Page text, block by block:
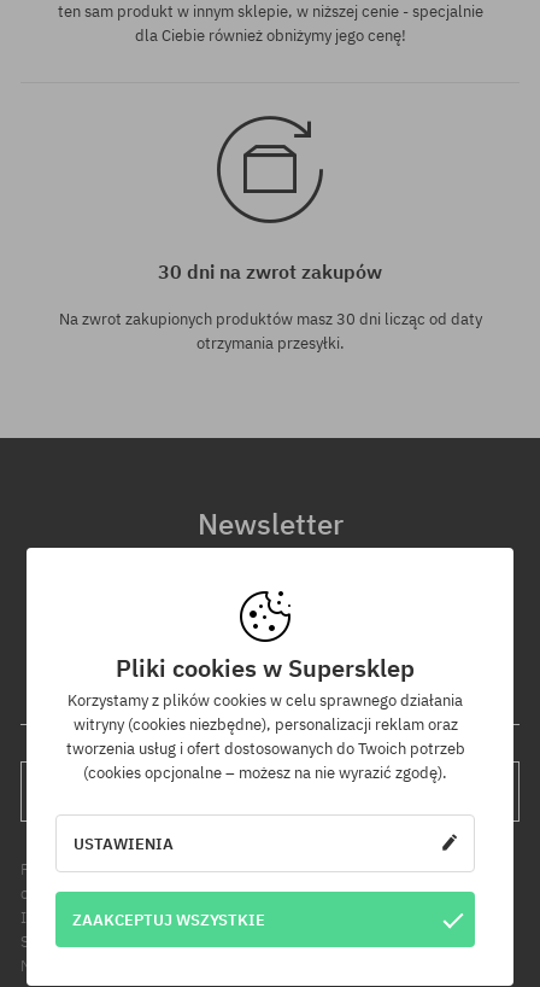
ten sam produkt w innym sklepie, w niższej cenie - specjalnie
dla Ciebie również obniżymy jego cenę!
30 dni na zwrot zakupów
Na zwrot zakupionych produktów masz 30 dni licząc od daty
otrzymania przesyłki.
Newsletter
nowościach i promocjach!
Dodatkowo otrzymasz kod rabatowy -5% na całe zamówienie!
Twój adres e-mail
Podanie adresu e-mail jest jednoznaczne z wyrażeniem zgody na
otrzymywanie informacji handlowych pod wskazany adres e-mail.
Informujemy, że administratorem Twoich danych osobowych jest Cool
Sport Distribution sp. z o.o. z siedzibą przy ul. Handlowców 2 w
Modlniczce. Dowiedz się więcej o przetwarzaniu Twoich danych.
Pliki cookies w Supersklep
Korzystamy z plików cookies w celu sprawnego działania
witryny (cookies niezbędne), personalizacji reklam oraz
tworzenia usług i ofert dostosowanych do Twoich potrzeb
(cookies opcjonalne – możesz na nie wyrazić zgodę).
USTAWIENIA
ZAAKCEPTUJ WSZYSTKIE